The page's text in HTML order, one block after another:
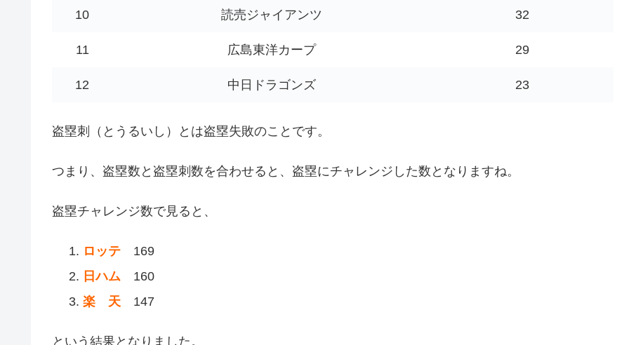
10 読売ジャイアンツ 32
11 広島東洋カープ 29
12 中日ドラゴンズ 23
盗塁刺（とうるいし）とは盗塁失敗のことです。
つまり、盗塁数と盗塁刺数を合わせると、盗塁にチャレンジした数となりますね。
盗塁チャレンジ数で見ると、
ロッテ169
日ハム 160
楽 天147
という結果となりました。